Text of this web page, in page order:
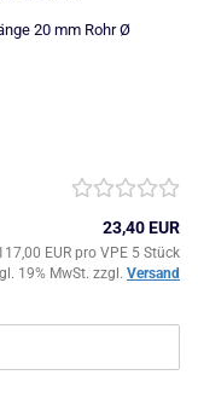
20 mm Rohr Ø
23,40 EUR
EUR pro VPE 5 Stück
19% MwSt. zzgl. Versand